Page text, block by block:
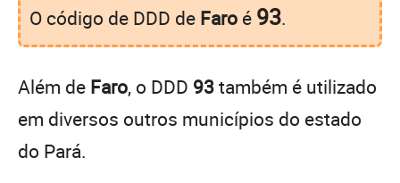
O código de DDD de Faro é 93.
Além de Faro, o DDD 93também é utilizado
em diversos outros municípios do estado
do Pará.